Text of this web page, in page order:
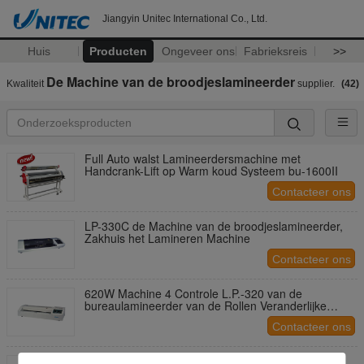
Jiangyin Unitec International Co., Ltd.
Huis Producten Ongeveer ons Fabrieksreis >>
Kwaliteit De Machine van de broodjeslamineerder supplier. (42)
Full Auto walst Lamineerdersmachine met
Handcrank-Lift op Warm koud Systeem bu-1600II
Contacteer ons
LP-330C de Machine van de broodjeslamineerder,
Zakhuis het Lamineren Machine
Contacteer ons
620W Machine 4 Controle L.P.-320 van de
bureaulamineerder van de Rollen Veranderlijke
Contacteer ons